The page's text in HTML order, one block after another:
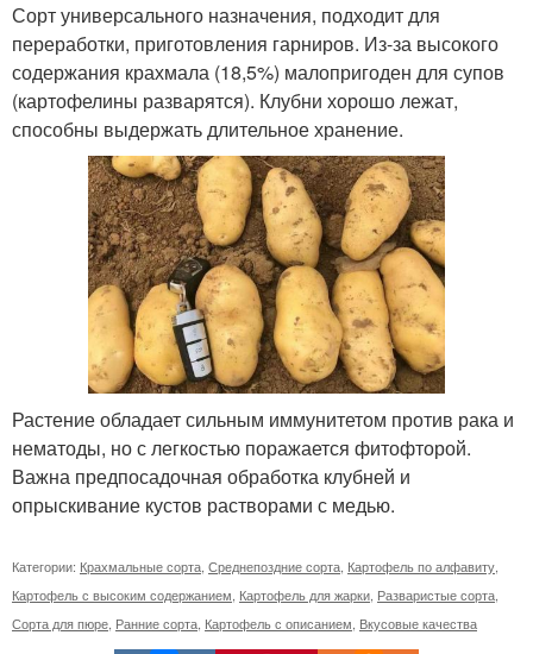
Сорт универсального назначения, подходит для
переработки, приготовления гарниров. Из-за высокого
содержания крахмала (18,5%) малопригоден для супов
(картофелины разварятся). Клубни хорошо лежат,
способны выдержать длительное хранение.
Растение обладает сильным иммунитетом против рака и
нематоды, но с легкостью поражается фитофторой.
Важна предпосадочная обработка клубней и
опрыскивание кустов растворами с медью.
Категории: Крахмальные сорта Среднепоздние сорта Картофель по алфавиту
Картофель с высоким содержанием Картофель для жарки Разваристые сорта
Сорта для пюре Ранние сорта Картофель с описанием Вкусовые качества